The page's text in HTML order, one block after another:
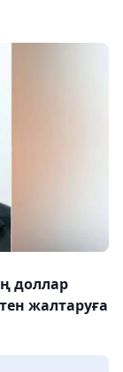
доллар
жалтаруға